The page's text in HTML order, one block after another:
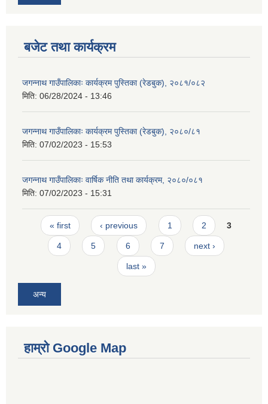
बजेट तथा कार्यक्रम
जगन्नाथ गाउँपालिकाः कार्यक्रम पुस्तिका (रेडबुक), २०८१/०८२
मिति: 06/28/2024 - 13:46
जगन्नाथ गाउँपालिकाः कार्यक्रम पुस्तिका (रेडबुक), २०८०/८१
मिति: 07/02/2023 - 15:53
जगन्नाथ गाउँपालिकाः वार्षिक नीति तथा कार्यक्रम, २०८०/०८१
मिति: 07/02/2023 - 15:31
Pages
« first ‹ previous 1 2 3
4 5 6 7 next ›
last »
अन्य
हाम्रो Google Map